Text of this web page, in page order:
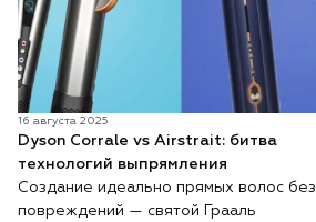
16 августа 2025
Dyson Corrale vs Airstrait: битва
технологий выпрямления
Создание идеально прямых волос без
повреждений — святой Грааль